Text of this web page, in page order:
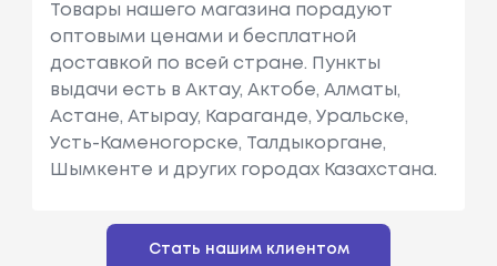
Товары нашего магазина порадуют
оптовыми ценами и бесплатной
доставкой по всей стране. Пункты
выдачи есть в Актау, Актобе, Алматы,
Астане, Атырау, Караганде, Уральске,
Усть-Каменогорске, Талдыкоргане,
Шымкенте и других городах Казахстана.
Стать нашим клиентом